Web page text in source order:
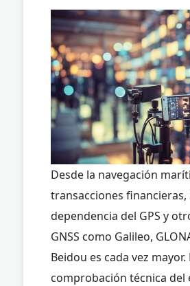
Desde la navegación
transacciones
dependencia del GPS y
GNSS como Galileo,
Beidou es cada vez mayor.
comprobación técnica del